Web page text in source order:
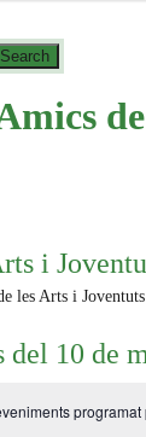
i
les Arts i
del 10 de